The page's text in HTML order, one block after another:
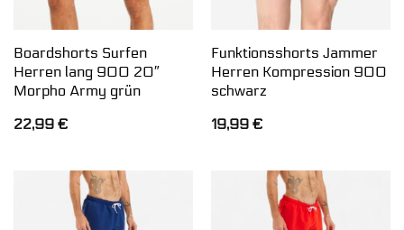
Boardshorts Surfen
Herren lang 900 20″
Morpho Army grün
22,99 €
Funktionsshorts Jammer
Herren Kompression 900
schwarz
19,99 €